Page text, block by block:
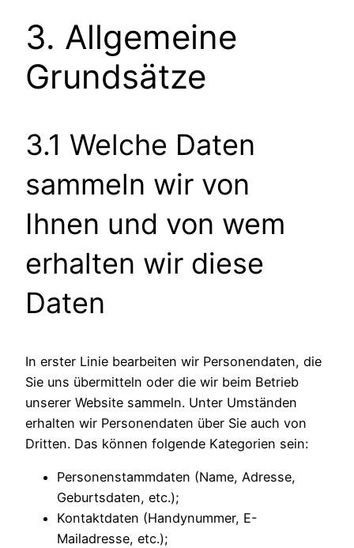
3. Allgemeine
Grundsätze
3.1 Welche Daten
sammeln wir von
Ihnen und von wem
erhalten wir diese
Daten
In erster Linie bearbeiten wir Personendaten, die
Sie uns übermitteln oder die wir beim Betrieb
unserer Website sammeln. Unter Umständen
erhalten wir Personendaten über Sie auch von
Dritten. Das können folgende Kategorien sein:
Personenstammdaten (Name, Adresse,
Geburtsdaten, etc.);
Kontaktdaten (Handynummer, E-
Mailadresse, etc.);